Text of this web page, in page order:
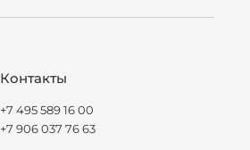
Контакты
+7 495 589 16 00
+7 906 037 76 63